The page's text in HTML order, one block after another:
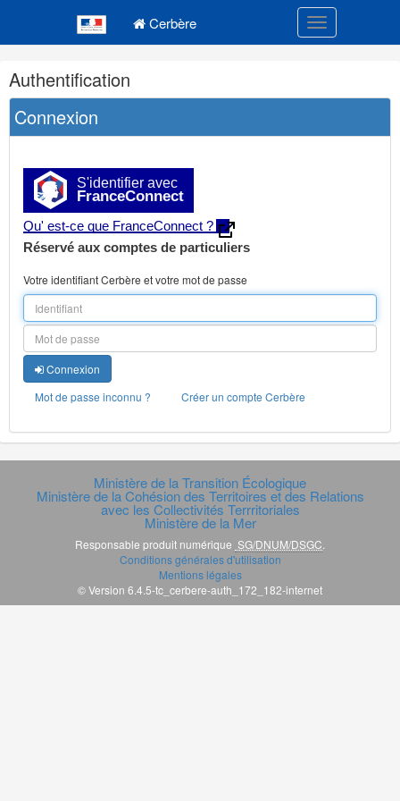
Cerbère Toggle
Navigation
et
outils
annexes
Authentification
Connexion
S'identifier avec
FranceConnect
Qu' est-ce que FranceConnect ?
Réservé aux comptes de particuliers
Votre identifiant Cerbère et votre mot de passe
Connexion
Mot de passe inconnu ?
Créer un compte Cerbère
Ministère de la Transition Écologique
Ministère de la Cohésion des Territoires et des Relations
avec les Collectivités Terrritoriales
Ministère de la Mer
Responsable produit numérique SG/DNUM/DSGC.
Conditions générales d'utilisation
Mentions légales
© Version 6.4.5-tc_cerbere-auth_172_182-internet